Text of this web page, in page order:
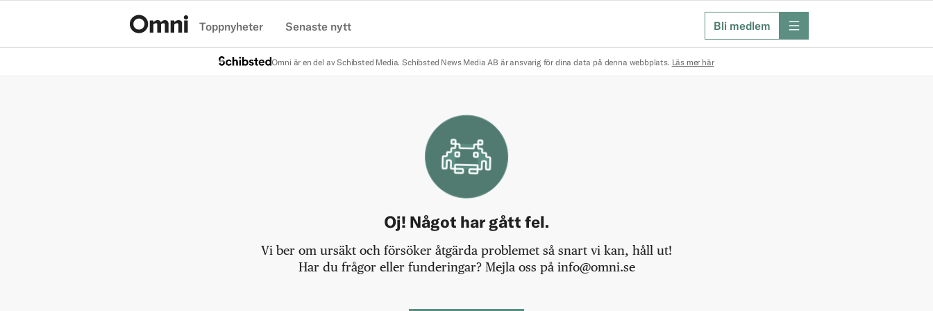
Toppnyheter Senaste nytt Bli medlem meny
Omni är en del av Schibsted Media. Schibsted News Media AB är ansvarig för dina data på denna webbplats. Läs mer här
Oj! Något har gått fel.
Vi ber om ursäkt och försöker åtgärda problemet så snart vi kan, håll ut!
Har du frågor eller funderingar? Mejla oss på info@omni.se